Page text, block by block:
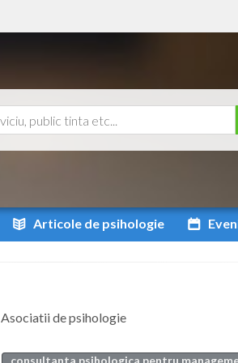
Articole de psihologie
Asociatii de psihologie
consultanta psihologica pentru